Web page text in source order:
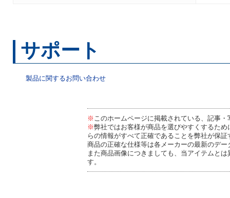
サポート
製品に関するお問い合わせ
※ このホームページに掲載されている、記事
※弊社ではお客様が商品を選びやすくするた
らの情報がすべて正確であることを弊社が保
商品の正確な仕様等は各メーカーの最新のデ
また商品画像につきましても、当アイテムと
す。